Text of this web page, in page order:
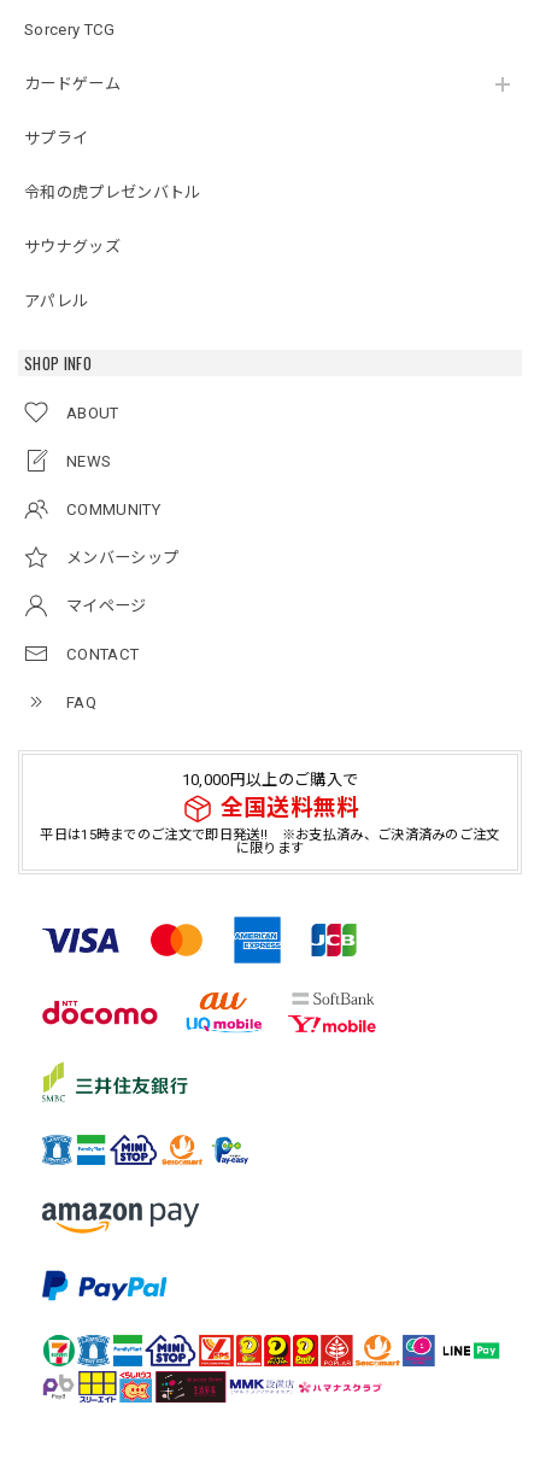
Sorcery TCG
カードゲーム
サプライ
令和の虎プレゼンバトル
サウナグッズ
アパレル
SHOP INFO
ABOUT
NEWS
COMMUNITY
メンバーシップ
マイページ
CONTACT
FAQ
10,000円以上のご購入で
全国送料無料
平日は15時までのご注文で即日発送!! ※お支払済み、ご決済済みのご注文
に限ります